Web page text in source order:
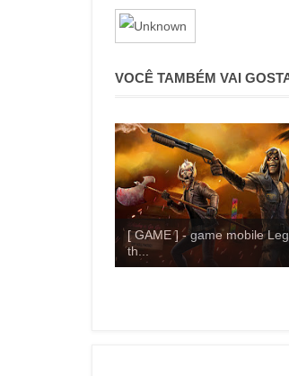
VOCÊ TAMBÉM VAI
[ GAME ] - game mobile
th...